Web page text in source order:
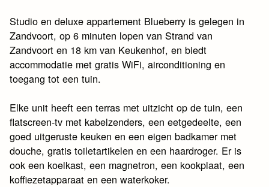
Studio en deluxe appartement Blueberry is gelegen in
Zandvoort, op 6 minuten lopen van Strand van
Zandvoort en 18 km van Keukenhof, en biedt
accommodatie met gratis WiFi, airconditioning en
toegang tot een tuin.
Elke unit heeft een terras met uitzicht op de tuin, een
flatscreen-tv met kabelzenders, een eetgedeelte, een
goed uitgeruste keuken en een eigen badkamer met
douche, gratis toiletartikelen en een haardroger. Er is
ook een koelkast, een magnetron, een kookplaat, een
koffiezetapparaat en een waterkoker.